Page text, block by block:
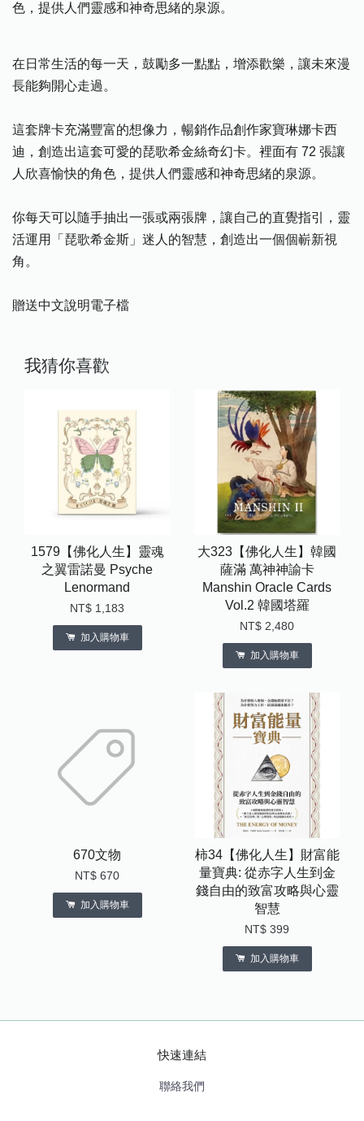
色，提供人們靈感和神奇思緒的泉源。
在日常生活的每一天，鼓勵多一點點，增添歡樂，讓未來漫
長能夠開心走過。
這套牌卡充滿豐富的想像力，暢銷作品創作家寶琳娜卡西
迪，創造出這套可愛的琵歌希金絲奇幻卡。裡面有 72 張讓
人欣喜愉快的角色，提供人們靈感和神奇思緒的泉源。
你每天可以隨手抽出一張或兩張牌，讓自己的直覺指引，靈
活運用「琵歌希金斯」迷人的智慧，創造出一個個嶄新視
角。
贈送中文說明電子檔
我猜你喜歡
1579【佛化人生】靈魂
之翼雷諾曼 Psyche
Lenormand
NT$ 1,183
加入購物車
大323【佛化人生】韓國
薩滿 萬神神諭卡
Manshin Oracle Cards
Vol.2 韓國塔羅
NT$ 2,480
加入購物車
670文物
NT$ 670
加入購物車
柿34【佛化人生】財富能
量寶典: 從赤字人生到金
錢自由的致富攻略與心靈
智慧
NT$ 399
加入購物車
快速連結
聯絡我們